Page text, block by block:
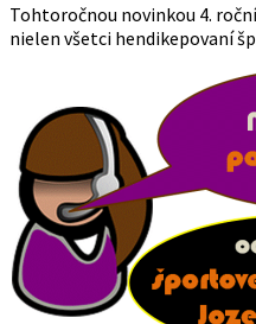
Tohtoročnou novinkou 4.
nielen všetci hendikepovaní